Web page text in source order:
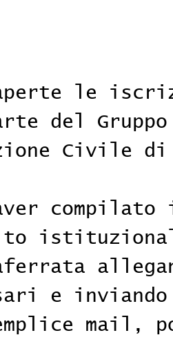
aperte le
del
Civile
aver
e
mail,